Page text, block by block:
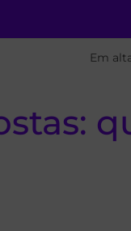
Em